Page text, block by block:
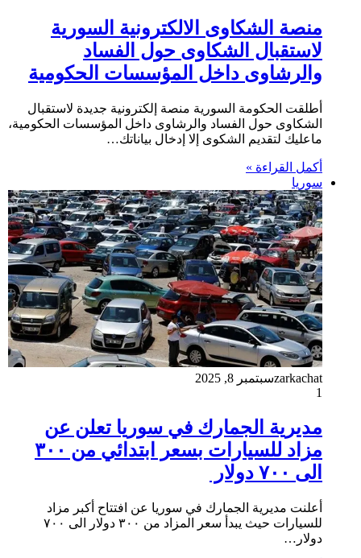
منصة الشكاوى الالكترونية السورية
لاستقبال الشكاوى حول الفساد
والرشاوى داخل المؤسسات الحكومية
أطلقت الحكومة السورية منصة إلكترونية جديدة لاستقبال
الشكاوى حول الفساد والرشاوى داخل المؤسسات الحكومية،
ماعليك لتقديم الشكوى إلا إدخال بياناتك…
أكمل القراءة »
سوريا
zarkachatسبتمبر 8, 2025
1
مديرية الجمارك في سوريا تعلن عن
مزاد للسيارات بسعر ابتدائي من ٣٠٠
الى ٧٠٠ دولار
أعلنت مديرية الجمارك في سوريا عن افتتاح أكبر مزاد
للسيارات حيث يبدأ سعر المزاد من ٣٠٠ دولار الى ٧٠٠
دولار…